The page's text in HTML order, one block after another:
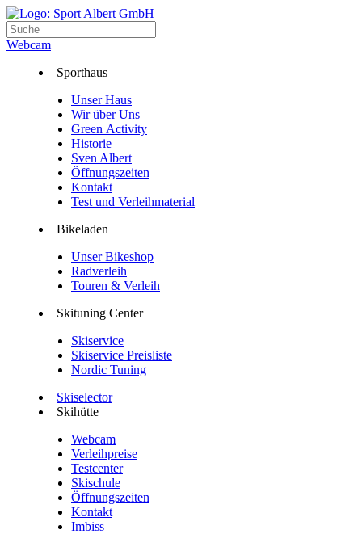
Webcam
Sporthaus
Unser Haus
Wir über Uns
Green Activity
Historie
Sven Albert
Öffnungszeiten
Kontakt
Test und Verleihmaterial
Bikeladen
Unser Bikeshop
Radverleih
Touren & Verleih
Skituning Center
Skiservice
Skiservice Preisliste
Nordic Tuning
Skiselector
Skihütte
Webcam
Verleihpreise
Testcenter
Skischule
Öffnungszeiten
Kontakt
Imbiss